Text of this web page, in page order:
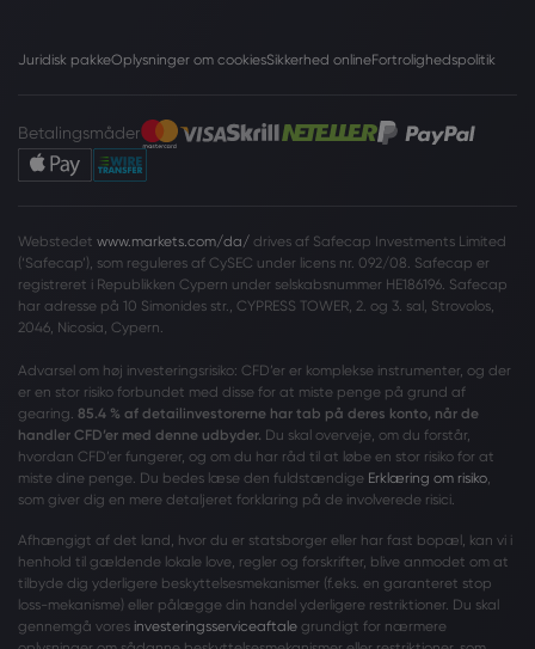
Juridisk pakkeOplysninger om cookiesSikkerhed onlineFortrolighedspolitik
Betalingsmåder
Webstedet www.markets.com/da/ drives af Safecap Investments Limited
(‘Safecap’), som reguleres af CySEC under licens nr. 092/08. Safecap er
registreret i Republikken Cypern under selskabsnummer HE186196. Safecap
har adresse på 10 Simonides str., CYPRESS TOWER, 2. og 3. sal, Strovolos,
2046, Nicosia, Cypern.
Advarsel om høj investeringsrisiko: CFD’er er komplekse instrumenter, og der
er en stor risiko forbundet med disse for at miste penge på grund af
gearing. 85.4 % af detailinvestorerne har tab på deres konto, når de
handler CFD’er med denne udbyder. Du skal overveje, om du forstår,
hvordan CFD’er fungerer, og om du har råd til at løbe en stor risiko for at
miste dine penge. Du bedes læse den fuldstændige Erklæring om risiko
som giver dig en mere detaljeret forklaring på de involverede risici.
Afhængigt af det land, hvor du er statsborger eller har fast bopæl, kan vi i
henhold til gældende lokale love, regler og forskrifter, blive anmodet om at
tilbyde dig yderligere beskyttelsesmekanismer (f.eks. en garanteret stop
loss-mekanisme) eller pålægge din handel yderligere restriktioner. Du skal
gennemgå vores investeringsserviceaftale grundigt for nærmere